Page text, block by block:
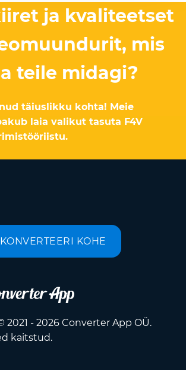
ja kvaliteetset
mis
teile midagi?
täiuslikku kohta! Meie
laia valikut tasuta F4V
KONVERTEERI KOHE
2021 - 2026 Converter App OÜ.
kaitstud.